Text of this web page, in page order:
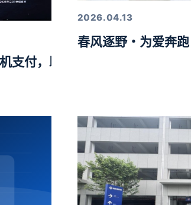
支付，助力10分钟智驾生活圈落
2026.04.13
春风逐野・为爱奔